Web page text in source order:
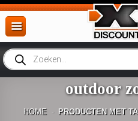
Ga
naar
inhoud
Producten
zoeken
outdoor
HOME - PRODUCTEN MET